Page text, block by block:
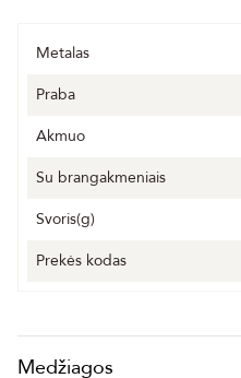
Metalas
Praba
Akmuo
Su brangakmeniais
Svoris(g)
Prekės kodas
Medžiagos